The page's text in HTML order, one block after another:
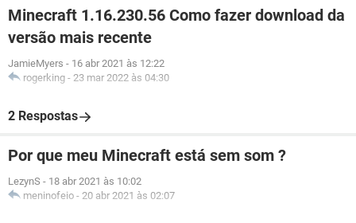
Minecraft 1.16.230.56 Como fazer download da
versão mais recente
JamieMyers - 16 abr 2021 às 12:22
rogerking - 23 mar 2022 às 04:30
2 Respostas
Por que meu Minecraft está sem som ?
LezynS - 18 abr 2021 às 10:02
meninofeio - 20 abr 2021 às 02:07